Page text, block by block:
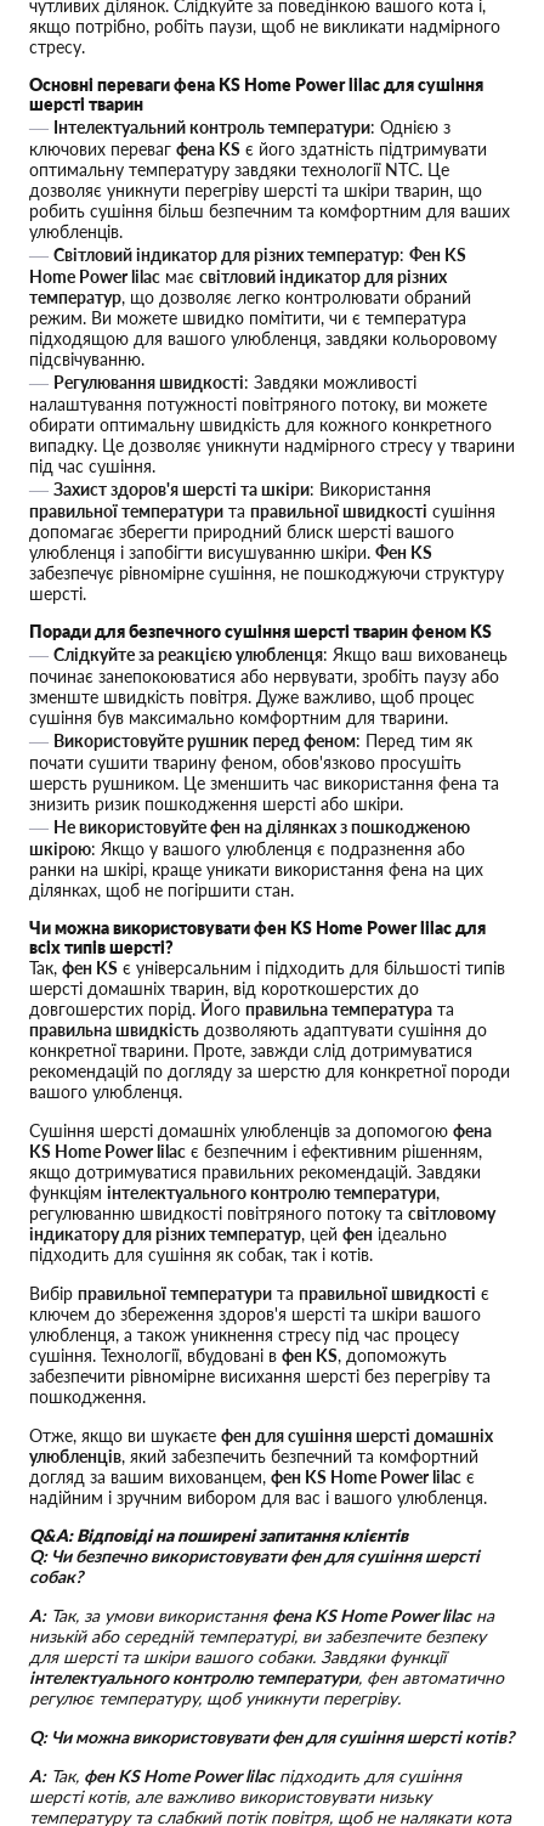
чутливих ділянок. Слідкуйте за поведінкою вашого кота і,
якщо потрібно, робіть паузи, щоб не викликати надмірного
стресу.
Основні переваги фена KS Home Power lilac для сушіння
шерсті тварин
Інтелектуальний контроль температури: Однією з
ключових переваг фена KS є його здатність підтримувати
оптимальну температуру завдяки технології NTC. Це
дозволяє уникнути перегріву шерсті та шкіри тварин, що
робить сушіння більш безпечним та комфортним для ваших
улюбленців.
Світловий індикатор для різних температур: Фен KS
Home Power lilac має світловий індикатор для різних
температур, що дозволяє легко контролювати обраний
режим. Ви можете швидко помітити, чи є температура
підходящою для вашого улюбленця, завдяки кольоровому
підсвічуванню.
Регулювання швидкості: Завдяки можливості
налаштування потужності повітряного потоку, ви можете
обирати оптимальну швидкість для кожного конкретного
випадку. Це дозволяє уникнути надмірного стресу у тварини
під час сушіння.
Захист здоров'я шерсті та шкіри: Використання
правильної температури та правильної швидкості сушіння
допомагає зберегти природний блиск шерсті вашого
улюбленця і запобігти висушуванню шкіри. Фен KS
забезпечує рівномірне сушіння, не пошкоджуючи структуру
шерсті.
Поради для безпечного сушіння шерсті тварин феном KS
Слідкуйте за реакцією улюбленця: Якщо ваш вихованець
починає занепокоюватися або нервувати, зробіть паузу або
зменште швидкість повітря. Дуже важливо, щоб процес
сушіння був максимально комфортним для тварини.
Використовуйте рушник перед феном: Перед тим як
почати сушити тварину феном, обов'язково просушіть
шерсть рушником. Це зменшить час використання фена та
знизить ризик пошкодження шерсті або шкіри.
Не використовуйте фен на ділянках з пошкодженою
шкірою: Якщо у вашого улюбленця є подразнення або
ранки на шкірі, краще уникати використання фена на цих
ділянках, щоб не погіршити стан.
Чи можна використовувати фен KS Home Power lilac для
всіх типів шерсті?
Так, фен KS є універсальним і підходить для більшості типів
шерсті домашніх тварин, від короткошерстих до
довгошерстих порід. Його правильна температура та
правильна швидкість дозволяють адаптувати сушіння до
конкретної тварини. Проте, завжди слід дотримуватися
рекомендацій по догляду за шерстю для конкретної породи
вашого улюбленця.
Сушіння шерсті домашніх улюбленців за допомогою фена
KS Home Power lilac є безпечним і ефективним рішенням,
якщо дотримуватися правильних рекомендацій. Завдяки
функціям інтелектуального контролю температури,
регулюванню швидкості повітряного потоку та світловому
індикатору для різних температур, цей фен ідеально
підходить для сушіння як собак, так і котів.
Вибір правильної температури та правильної швидкості є
ключем до збереження здоров'я шерсті та шкіри вашого
улюбленця, а також уникнення стресу під час процесу
сушіння. Технології, вбудовані в фен KS, допоможуть
забезпечити рівномірне висихання шерсті без перегріву та
пошкодження.
Отже, якщо ви шукаєте фен для сушіння шерсті домашніх
улюбленців, який забезпечить безпечний та комфортний
догляд за вашим вихованцем, фен KS Home Power lilac є
надійним і зручним вибором для вас і вашого улюбленця.
Q&A: Відповіді на поширені запитання клієнтів
Q: Чи безпечно використовувати фен для сушіння шерсті
собак?
A:Так, за умови використання фена KS Home Power lilacна
низькій або середній температурі, ви забезпечите безпеку
для шерсті та шкіри вашого собаки. Завдяки функції
інтелектуального контролю температури, фен автоматично
регулює температуру, щоб уникнути перегріву.
Q: Чи можна використовувати фен для сушіння шерсті котів?
A:Так, фен KS Home Power lilacпідходить для сушіння
шерсті котів, але важливо використовувати низьку
температуру та слабкий потік повітря, щоб не налякати кота